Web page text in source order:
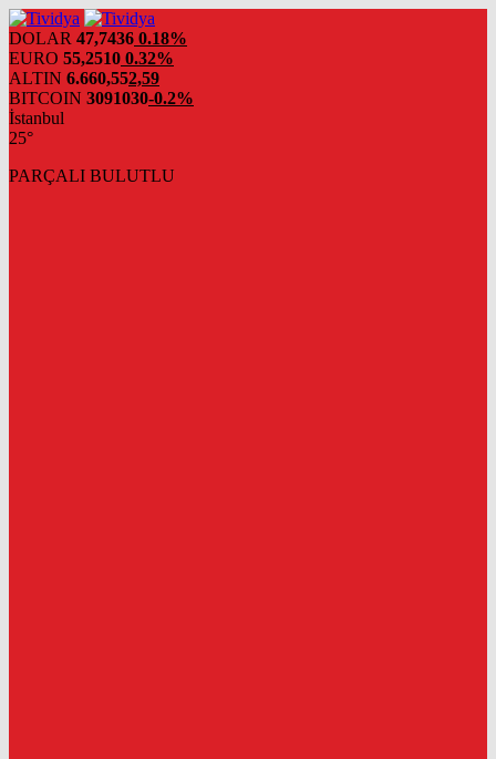
evden
eve
nakliyat
DOLAR 47,7436 0.18%
EURO 55,2510 0.32%
ALTIN 6.660,552,59
BITCOIN 3091030-0.2%
İstanbul
25°
PARÇALI BULUTLU